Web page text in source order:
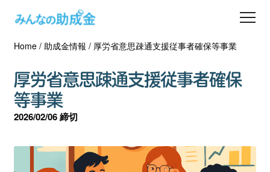
助成金を探す
士業の方へ
助成金コラム
Home/ 助成金情報 / 厚労省意思疎通支援従事者確保等事業
厚労省意思疎通支援従事者確保
等事業
2026/02/06 締切